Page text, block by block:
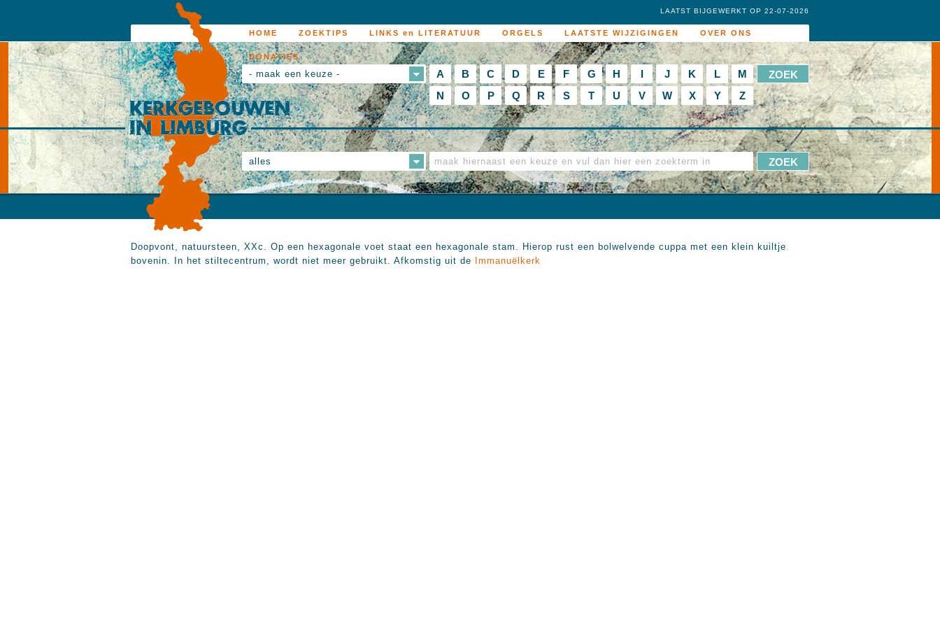
HOME ZOEKTIPS LINKS en LITERATUUR ORGELS LAATSTE WIJZIGINGEN OVER ONS
DONATIES
LAATST BIJGEWERKT OP 22-07-2026
- maak een keuze - A B C D E F G H I J K L
M
N
O P Q R S T U V W X Y Z
alles
Doopvont, natuursteen, XXc. Op een hexagonale voet staat een hexagonale stam. Hierop rust een bolwelvende cuppa met een klein kuiltje
bovenin. In het stiltecentrum, wordt niet meer gebruikt. Afkomstig uit de
Immanuëlkerk